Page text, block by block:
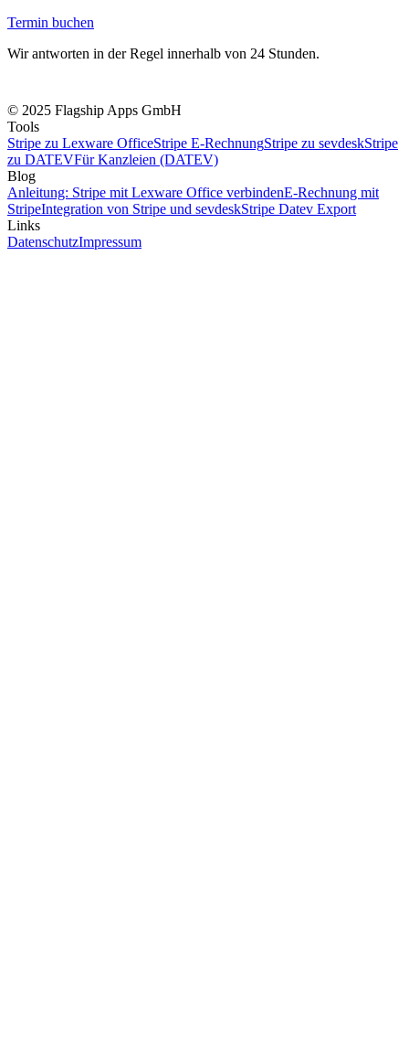
Termin buchen
Wir antworten in der Regel innerhalb von 24 Stunden.
© 2025 Flagship Apps GmbH
Tools
Stripe zu Lexware OfficeStripe E-RechnungStripe zu sevdeskStripe
zu DATEVFür Kanzleien (DATEV)
Blog
Anleitung: Stripe mit Lexware Office verbindenE-Rechnung mit
StripeIntegration von Stripe und sevdeskStripe Datev Export
Links
DatenschutzImpressum